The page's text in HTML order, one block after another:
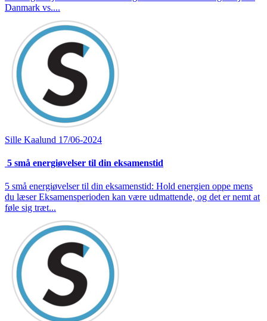
Danmark vs....
Sille Kaalund 17/06-2024
5 små energiøvelser til din eksamenstid
5 små energiøvelser til din eksamenstid: Hold energien oppe mens
du læser Eksamensperioden kan være udmattende, og det er nemt at
føle sig træt...